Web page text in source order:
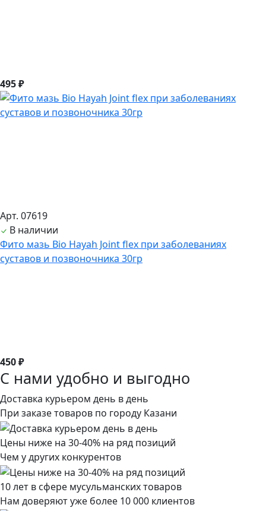
495 ₽
Арт. 07619
В наличии
Фито мазь Bio Hayah Joint flex при заболеваниях
суставов и позвоночника 30гр
450 ₽
С нами удобно и выгодно
Доставка курьером день в день
При заказе товаров по городу Казани
Цены ниже на 30-40% на ряд позиций
Чем у других конкурентов
10 лет в сфере мусульманских товаров
Нам доверяют уже более 10 000 клиентов